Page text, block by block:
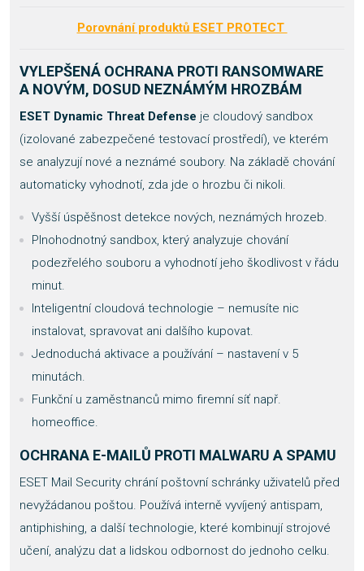
Porovnání produktů ESET PROTECT
VYLEPŠENÁ OCHRANA PROTI RANSOMWARE
A NOVÝM, DOSUD NEZNÁMÝM HROZBÁM
ESET Dynamic Threat Defense je cloudový sandbox
(izolované zabezpečené testovací prostředí), ve kterém
se analyzují nové a neznámé soubory. Na základě chování
automaticky vyhodnotí, zda jde o hrozbu či nikoli.
Vyšší úspěšnost detekce nových, neznámých hrozeb.
Plnohodnotný sandbox, který analyzuje chování
podezřelého souboru a vyhodnotí jeho škodlivost v řádu
minut.
Inteligentní cloudová technologie – nemusíte nic
instalovat, spravovat ani dalšího kupovat.
Jednoduchá aktivace a používání – nastavení v 5
minutách.
Funkční u zaměstnanců mimo firemní síť např.
homeoffice.
OCHRANA E-MAILŮ PROTI MALWARU A SPAMU
ESET Mail Security chrání poštovní schránky uživatelů před
nevyžádanou poštou. Používá interně vyvíjený antispam,
antiphishing, a další technologie, které kombinují strojové
učení, analýzu dat a lidskou odbornost do jednoho celku.